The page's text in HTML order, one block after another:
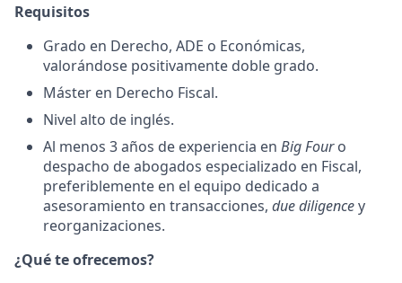
Requisitos
Grado en Derecho, ADE o Económicas,
valorándose positivamente doble grado.
Máster en Derecho Fiscal.
Nivel alto de inglés.
Al menos 3 años de experiencia en Big Fouro
despacho de abogados especializado en Fiscal,
preferiblemente en el equipo dedicado a
asesoramiento en transacciones, due diligencey
reorganizaciones.
¿Qué te ofrecemos?